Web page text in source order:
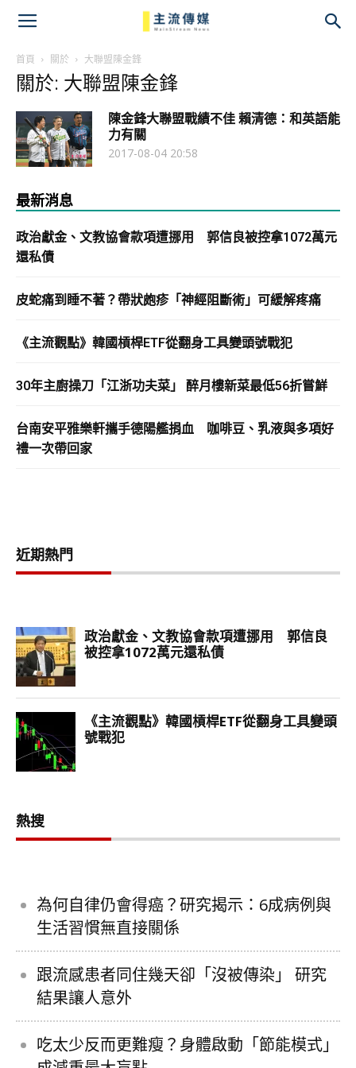
首頁 關於 大聯盟陳金鋒
關於: 大聯盟陳金鋒
陳金鋒大聯盟戰績不佳 賴清德：和英語能
力有關
2017-08-04 20:58
最新消息
政治獻金、文教協會款項遭挪用 郭信良被控拿1072萬元
還私債
皮蛇痛到睡不著？帶狀皰疹「神經阻斷術」可緩解疼痛
《主流觀點》韓國槓桿ETF從翻身工具變頭號戰犯
30年主廚操刀「江浙功夫菜」 醉月樓新菜最低56折嘗鮮
台南安平雅樂軒攜手德陽艦捐血 咖啡豆、乳液與多項好
禮一次帶回家
近期熱門
熱搜
為何自律仍會得癌？研究揭示：6成病例與
生活習慣無直接關係
跟流感患者同住幾天卻「沒被傳染」 研究
結果讓人意外
吃太少反而更難瘦？身體啟動「節能模式」